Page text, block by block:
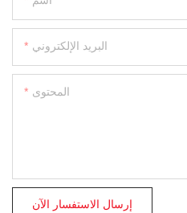
البريد الإلكتروني
المحتوى
إرسال الاستفسار الآن